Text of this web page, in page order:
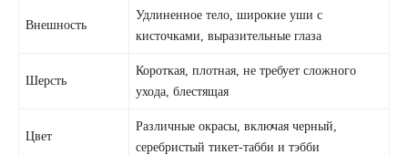
Внешность
Удлиненное тело, широкие уши с
кисточками, выразительные глаза
Шерсть
Короткая, плотная, не требует сложного
ухода, блестящая
Цвет
Различные окрасы, включая черный,
серебристый тикет-табби и тэбби